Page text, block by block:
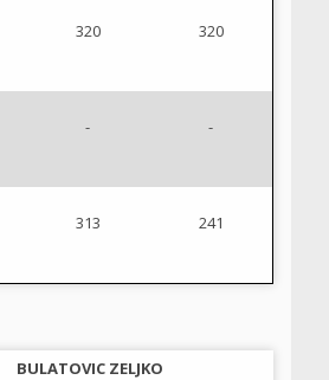
320 320
- -
313 241
BULATOVIC ZELJKO